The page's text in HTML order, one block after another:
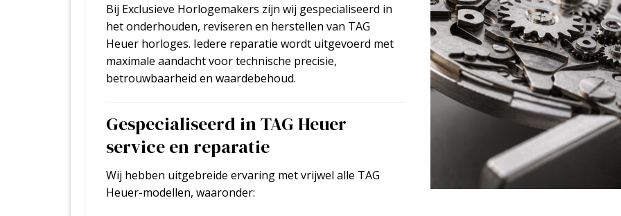
Bij Exclusieve Horlogemakers zijn wij gespecialiseerd in
het onderhouden, reviseren en herstellen van TAG
Heuer horloges. Iedere reparatie wordt uitgevoerd met
maximale aandacht voor technische precisie,
betrouwbaarheid en waardebehoud.
Gespecialiseerd in TAG Heuer
service en reparatie
Wij hebben uitgebreide ervaring met vrijwel alle TAG
Heuer-modellen, waaronder: